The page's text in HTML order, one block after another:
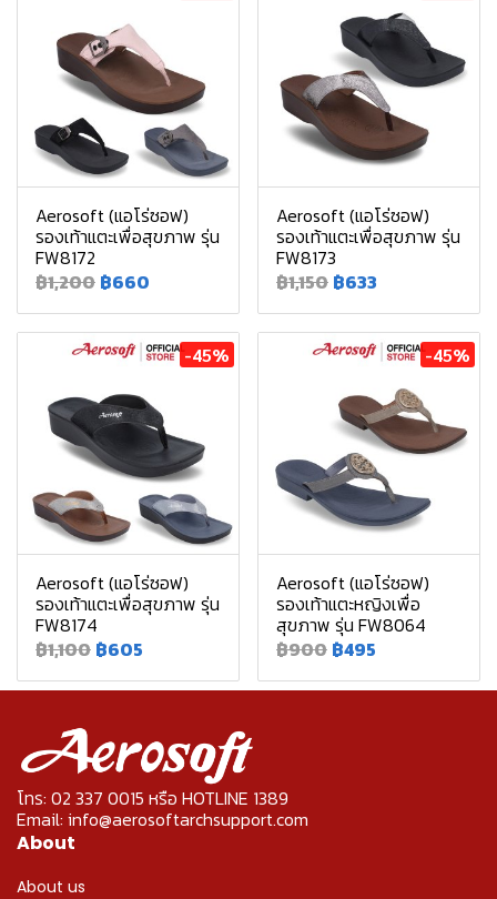
Aerosoft (แอโร่ซอฟ)
รองเท้าแตะเพื่อสุขภาพ รุ่น
FW8172
฿1,200 ฿660
Aerosoft (แอโร่ซอฟ)
รองเท้าแตะเพื่อสุขภาพ รุ่น
FW8173
฿1,150 ฿633
-45%
Aerosoft (แอโร่ซอฟ)
รองเท้าแตะเพื่อสุขภาพ รุ่น
FW8174
฿1,100 ฿605
-45%
Aerosoft (แอโร่ซอฟ)
รองเท้าแตะหญิงเพื่อ
สุขภาพ รุ่น FW8064
฿900 ฿495
โทร: 02 337 0015 หรือ HOTLINE 1389
Email: info@aerosoftarchsupport.com
About
About us